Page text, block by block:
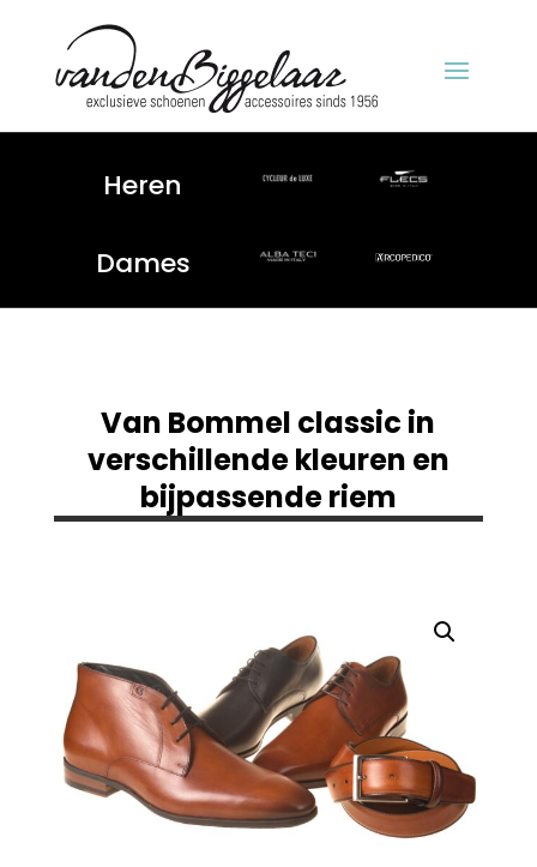
Heren
Dames
Van Bommel classic in
verschillende kleuren en
bijpassende riem